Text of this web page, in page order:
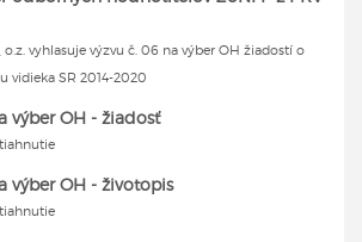
o.z. vyhlasuje výzvu č. 06 na výber OH žiadostí o
vidieka SR 2014-2020
výber OH - žiadosť
výber OH - životopis